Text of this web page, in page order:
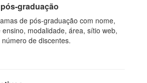
graduação
de pós-graduação com nome,
modalidade, área, sítio web,
de discentes.